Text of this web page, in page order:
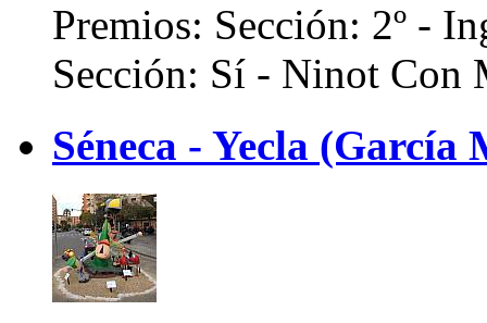
Premios: Sección: 2º -
Sección: Sí - Ninot Con
Séneca - Yecla